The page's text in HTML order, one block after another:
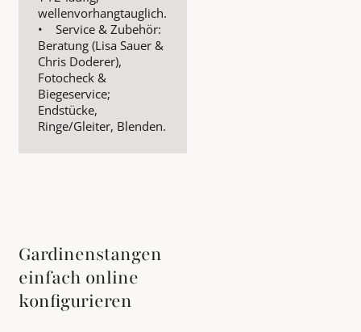
wellenvorhangtauglich.
• Service & Zubehör:
Beratung (Lisa Sauer &
Chris Doderer),
Fotocheck &
Biegeservice;
Endstücke,
Ringe/Gleiter, Blenden.
Gardinenstangen
einfach online
konfigurieren